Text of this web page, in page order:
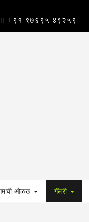
+९१ ९७६९५ ४९२५९
ओळख गॅलरी